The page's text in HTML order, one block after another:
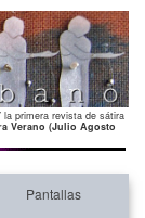
primera revista de sátira
Verano (Julio Agosto
Pantallas